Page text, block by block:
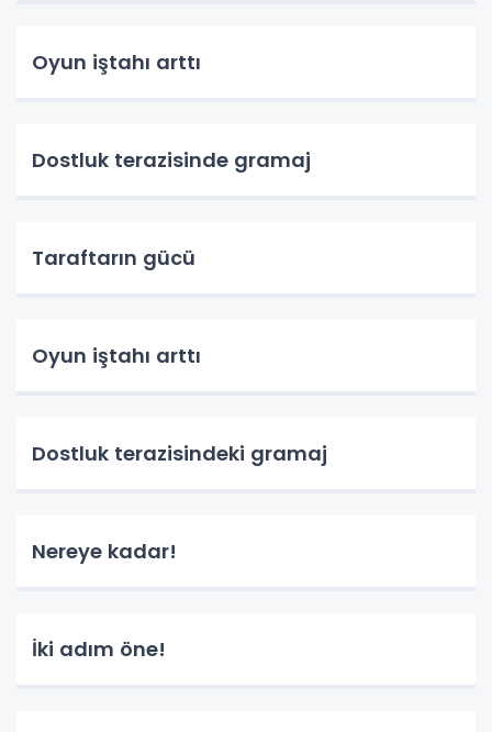
Oyun iştahı arttı
Dostluk terazisinde gramaj
Taraftarın gücü
Oyun iştahı arttı
Dostluk terazisindeki gramaj
Nereye kadar!
İki adım öne!